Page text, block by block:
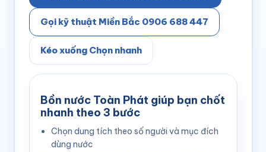
Gọi kỹ thuật Miền Bắc 0906 688 447
Kéo xuống Chọn nhanh
Bồn nước Toàn Phát giúp bạn chốt
nhanh theo 3 bước
Chọn dung tích theo số người và mục đích
dùng nước